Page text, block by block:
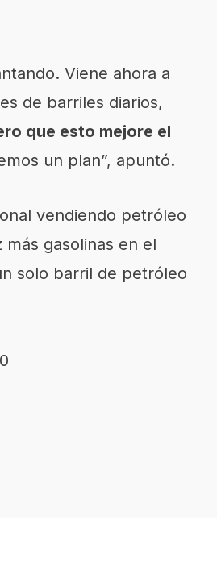
Viene ahora a
de barriles diarios,
que esto mejore el
un plan”, apuntó.
vendiendo petróleo
gasolinas en el
solo barril de petróleo